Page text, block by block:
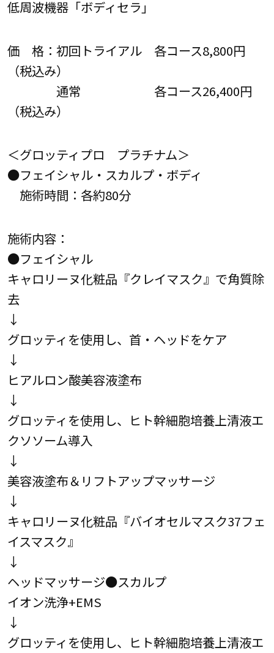
低周波機器「ボディセラ」
価 格：初回トライアル 各コース8,800円
（税込み）
通常 各コース26,400円
（税込み）
＜グロッティプロ プラチナム＞
●フェイシャル・スカルプ・ボディ
施術時間：各約80分
施術内容：
●フェイシャル
キャロリーヌ化粧品『クレイマスク』で角質除
去
↓
グロッティを使用し、首・ヘッドをケア
↓
ヒアルロン酸美容液塗布
↓
グロッティを使用し、ヒト幹細胞培養上清液エ
クソソーム導入
↓
美容液塗布＆リフトアップマッサージ
↓
キャロリーヌ化粧品『バイオセルマスク37フェ
イスマスク』
↓
ヘッドマッサージ●スカルプ
イオン洗浄+EMS
↓
グロッティを使用し、ヒト幹細胞培養上清液エ